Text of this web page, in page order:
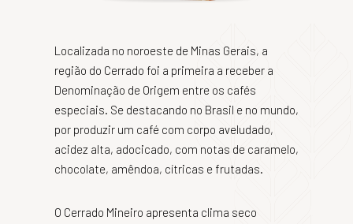
Localizada no noroeste de Minas Gerais, a
região do Cerrado foi a primeira a receber a
Denominação de Origem entre os cafés
especiais. Se destacando no Brasil e no mundo,
por produzir um café com corpo aveludado,
acidez alta, adocicado, com notas de caramelo,
chocolate, amêndoa, cítricas e frutadas.
O Cerrado Mineiro apresenta clima seco